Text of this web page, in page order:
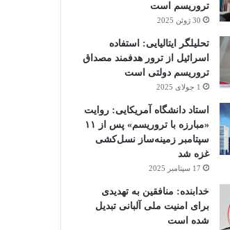
تروریسم است
30 ژوئن 2025
تحلیلگر ایتالیایی: استفاده
اسرائیل از ترور هدفمند مصداق
تروریسم دولتی است
1 جولای 2025
استاد دانشگاه آمریکایی: روایت
«مبارزه با تروریسم» پس از ۱۱
سپتامبر زمینه‌ساز نسل‌کشی
غزه شد
17 سپتامبر 2025
خدابنده: منافقین به تهدیدی
برای امنیت ملی آلبانی تبدیل
شده است